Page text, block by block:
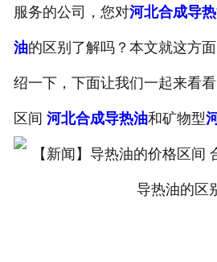
服务的公司，您对河北合成导
油的区别了解吗？本文就这方
绍一下，下面让我们一起来看
区间 河北合成导热油和矿物型